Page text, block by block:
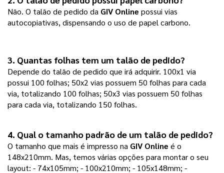
Não. O talão de pedido da GIV Online possui vias
autocopiativas, dispensando o uso de papel carbono.
3. Quantas folhas tem um talão de pedido?
Depende do talão de pedido que irá adquirir. 100x1 via
possui 100 folhas; 50x2 vias possuem 50 folhas para cada
via, totalizando 100 folhas; 50x3 vias possuem 50 folhas
para cada via, totalizando 150 folhas.
4. Qual o tamanho padrão de um talão de pedido?
O tamanho que mais é impresso na GIV Online é o
148x210mm. Mas, temos várias opções para montar o seu
layout: - 74x105mm; - 100x210mm; - 105x148mm; -